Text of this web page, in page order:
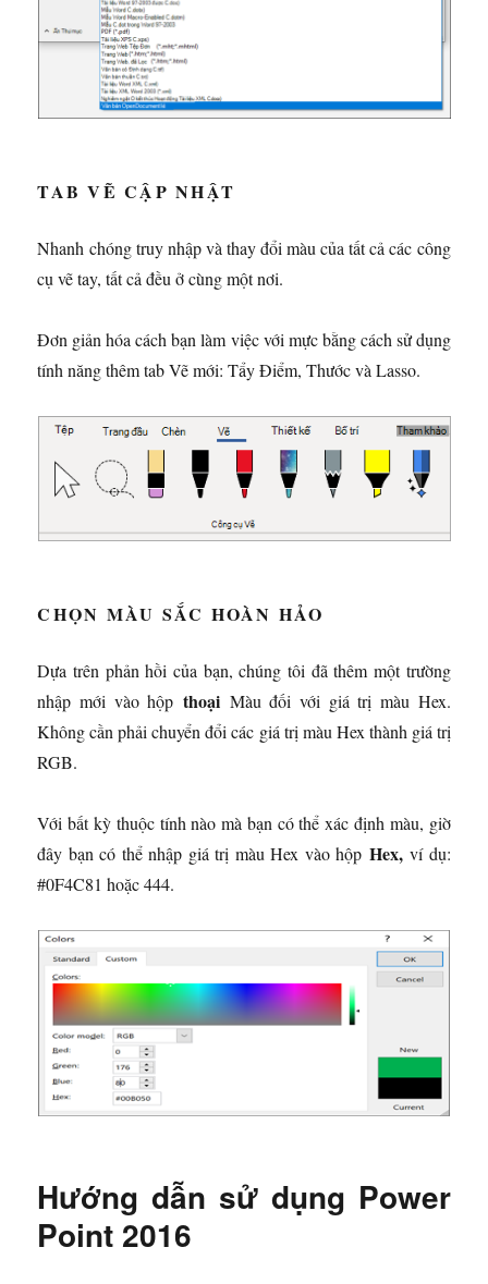
TAB VẼ CẬP NHẬT
Nhanh chóng truy nhập và thay đổi màu của tất cả các công
cụ vẽ tay, tất cả đều ở cùng một nơi.
Đơn giản hóa cách bạn làm việc với mực bằng cách sử dụng
tính năng thêm tab Vẽ mới: Tẩy Điểm, Thước và Lasso.
CHỌN MÀU SẮC HOÀN HẢO
Dựa trên phản hồi của bạn, chúng tôi đã thêm một trường
nhập mới vào hộpthoại Màu đối với giá trị màu Hex.
Không cần phải chuyển đổi các giá trị màu Hex thành giá trị
RGB.
Với bất kỳ thuộc tính nào mà bạn có thể xác định màu, giờ
đây bạn có thể nhập giá trị màu Hex vào hộp Hex,ví dụ:
#0F4C81 hoặc 444.
Hướng dẫn sử dụng Power
Point 2016